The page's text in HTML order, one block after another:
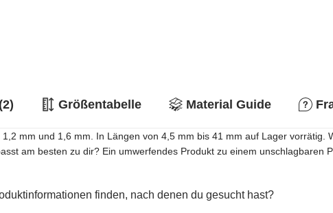
Größentabelle Material Guide
mm und 1,6 mm. In Längen von 4,5 mm bis 41 mm auf Lager vorrätig.
am besten zu dir? Ein umwerfendes Produkt zu einem unschlagbaren
finden, nach denen du gesucht hast?